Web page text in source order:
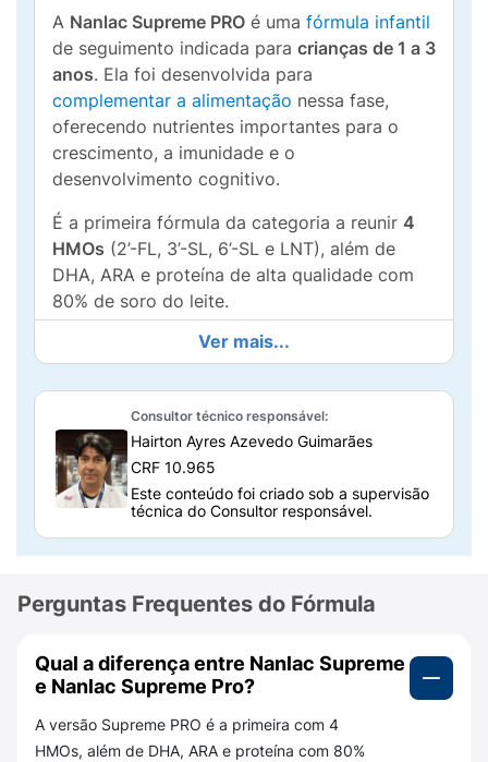
A Nanlac Supreme PRO é uma fórmula infantil
de seguimento indicada para crianças de 1 a 3
anos. Ela foi desenvolvida para
complementar a alimentação nessa fase,
oferecendo nutrientes importantes para o
crescimento, a imunidade e o
desenvolvimento cognitivo.
É a primeira fórmula da categoria a reunir 4
HMOs (2’-FL, 3’-SL, 6’-SL e LNT), além de
DHA, ARA e proteína de alta qualidade com
80% de soro do leite.
Quais os benefícios do Nanlac Supreme
PRO para o bebê?
A fórmula oferece nutrientes essenciais para
apoiar o desenvolvimento infantil. Entre os
principais benefícios estão:
Contribuição para o desenvolvimento
HMOs (componentes também encontrados
Nutrientes que participam da formação
óssea e do crescimento saudável;
Proteínas de alta qualidade, com
Ver mais...
Consultor técnico responsável:
Hairton Ayres Azevedo Guimarães
CRF 10.965
Este conteúdo foi criado sob a supervisão
técnica do Consultor responsável.
Perguntas Frequentes do Fórmula
Qual a diferença entre Nanlac Supreme
e Nanlac Supreme Pro?
A versão Supreme PRO é a primeira com 4
HMOs, além de DHA, ARA e proteína com 80%